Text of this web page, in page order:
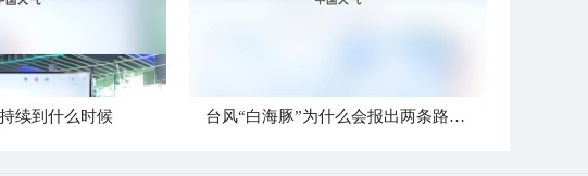
续到什么时候 台风“白海豚”为什么会报出两条路径？